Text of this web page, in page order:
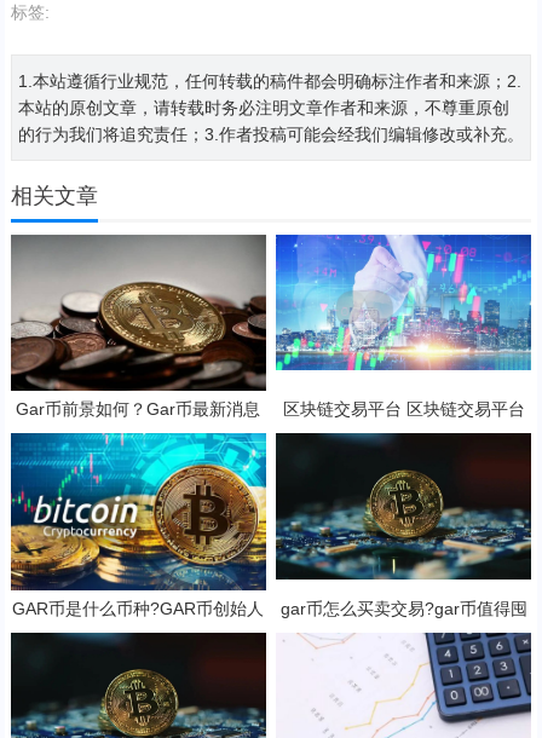
标签:
1.本站遵循行业规范，任何转载的稿件都会明确标注作者和来源；2.
本站的原创文章，请转载时务必注明文章作者和来源，不尊重原创
的行为我们将追究责任；3.作者投稿可能会经我们编辑修改或补充。
相关文章
Gar币前景如何？Gar币最新消息
区块链交易平台 区块链交易平台
电脑版客户端v6.0.9
GAR币是什么币种?GAR币创始人
gar币怎么买卖交易?gar币值得囤
吗？